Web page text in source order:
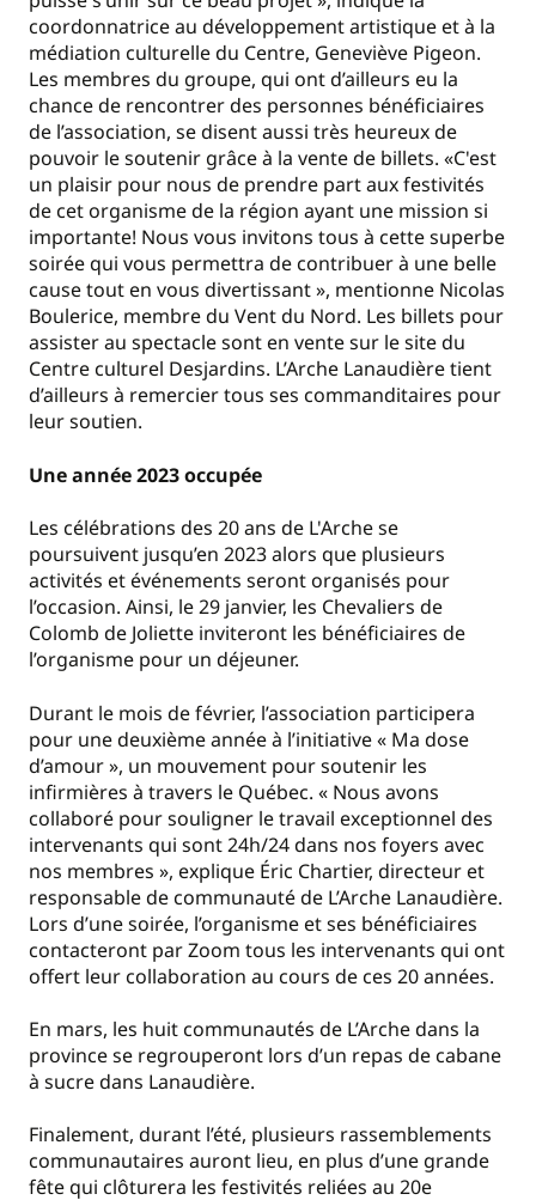
coordonnatrice au développement artistique et à la
médiation culturelle du Centre, Geneviève Pigeon.
Les membres du groupe, qui ont d’ailleurs eu la
chance de rencontrer des personnes bénéficiaires
de l’association, se disent aussi très heureux de
pouvoir le soutenir grâce à la vente de billets. «C'est
un plaisir pour nous de prendre part aux festivités
de cet organisme de la région ayant une mission si
importante! Nous vous invitons tous à cette superbe
soirée qui vous permettra de contribuer à une belle
cause tout en vous divertissant », mentionne Nicolas
Boulerice, membre du Vent du Nord. Les billets pour
assister au spectacle sont en vente sur le site du
Centre culturel Desjardins. L’Arche Lanaudière tient
d’ailleurs à remercier tous ses commanditaires pour
leur soutien.
Une année 2023 occupée
Les célébrations des 20 ans de L'Arche se
poursuivent jusqu’en 2023 alors que plusieurs
activités et événements seront organisés pour
l’occasion. Ainsi, le 29 janvier, les Chevaliers de
Colomb de Joliette inviteront les bénéficiaires de
l’organisme pour un déjeuner.
Durant le mois de février, l’association participera
pour une deuxième année à l’initiative « Ma dose
d’amour », un mouvement pour soutenir les
infirmières à travers le Québec. « Nous avons
collaboré pour souligner le travail exceptionnel des
intervenants qui sont 24h/24 dans nos foyers avec
nos membres », explique Éric Chartier, directeur et
responsable de communauté de L’Arche Lanaudière.
Lors d’une soirée, l’organisme et ses bénéficiaires
contacteront par Zoom tous les intervenants qui ont
offert leur collaboration au cours de ces 20 années.
En mars, les huit communautés de L’Arche dans la
province se regrouperont lors d’un repas de cabane
à sucre dans Lanaudière.
Finalement, durant l’été, plusieurs rassemblements
communautaires auront lieu, en plus d’une grande
fête qui clôturera les festivités reliées au 20e